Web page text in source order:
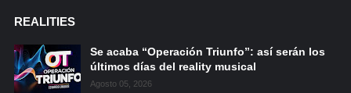
REALITIES
Se acaba “Operación Triunfo”: así serán los
últimos días del reality musical
Agosto 05, 2026